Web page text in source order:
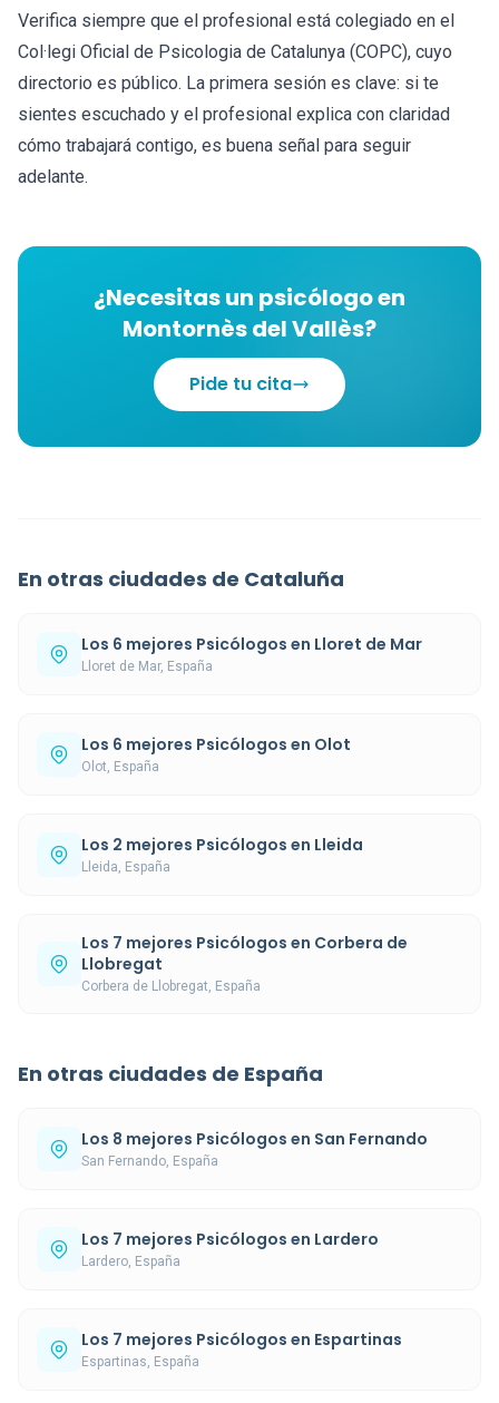
Verifica siempre que el profesional está colegiado en el
Col·legi Oficial de Psicologia de Catalunya (COPC), cuyo
directorio es público. La primera sesión es clave: si te
sientes escuchado y el profesional explica con claridad
cómo trabajará contigo, es buena señal para seguir
adelante.
¿Necesitas un psicólogo en
Montornès del Vallès?
Pide tu cita
En otras ciudades de Cataluña
Los 6 mejores Psicólogos en Lloret de Mar
Lloret de Mar, España
Los 6 mejores Psicólogos en Olot
Olot, España
Los 2 mejores Psicólogos en Lleida
Lleida, España
Los 7 mejores Psicólogos en Corbera de
Llobregat
Corbera de Llobregat, España
En otras ciudades de España
Los 8 mejores Psicólogos en San Fernando
San Fernando, España
Los 7 mejores Psicólogos en Lardero
Lardero, España
Los 7 mejores Psicólogos en Espartinas
Espartinas, España